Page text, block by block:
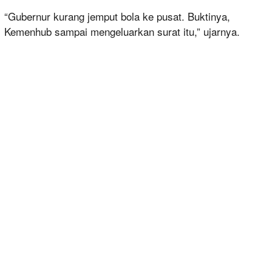
“Gubernur kurang jemput bola ke pusat. Buktinya,
Kemenhub sampai mengeluarkan surat itu,” ujarnya.